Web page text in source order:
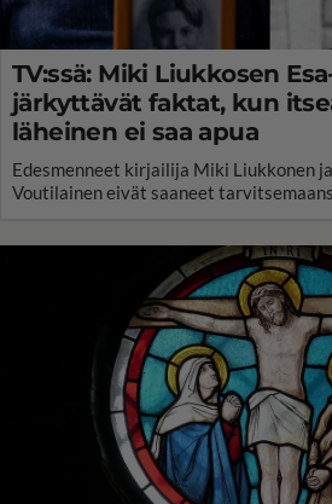
TV:ssä: Miki Liukkosen
järkyttävät faktat, kun
läheinen ei saa apua
Edesmenneet kirjailija Miki Liukkonen
Voutilainen eivät saaneet